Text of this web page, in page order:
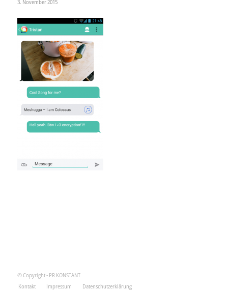
3. November 2015
© Copyright - PR KONSTANT
Kontakt
Impressum Datenschutzerklärung